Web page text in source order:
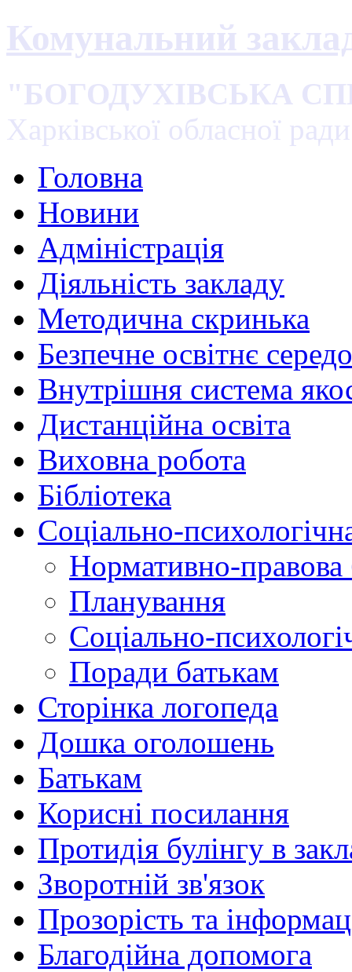
Комунальний
"БОГОДУХІВСЬКА
Харківської обласної ради
Головна
Новини
Адміністрація
Діяльність закладу
Методична скринька
Безпечне освітнє
Внутрішня система
Дистанційна освіта
Виховна робота
Бібліотека
Соціально-
Нормативно-правова
Планування
Соціально-
Поради батькам
Сторінка логопеда
Дошка оголошень
Батькам
Корисні посилання
Протидія булінгу в
Зворотній зв'язок
Прозорість та
Благодійна допомога